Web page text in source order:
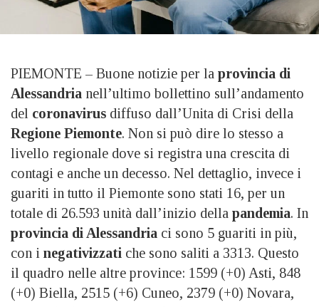
PIEMONTE – Buone notizie per la provincia di
Alessandria nell’ultimo bollettino sull’andamento
del coronavirus diffuso dall’Unita di Crisi della
Regione Piemonte. Non si può dire lo stesso a
livello regionale dove si registra una crescita di
contagi e anche un decesso. Nel dettaglio, invece i
guariti in tutto il Piemonte sono stati 16, per un
totale di 26.593 unità dall’inizio della pandemia. In
provincia di Alessandria ci sono 5 guariti in più,
con i negativizzati che sono saliti a 3313. Questo
il quadro nelle altre province: 1599 (+0) Asti, 848
(+0) Biella, 2515 (+6) Cuneo, 2379 (+0) Novara,